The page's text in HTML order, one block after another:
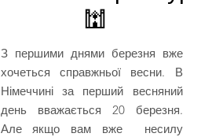
🕍
З першими днями березня вже
хочеться справжньої весни. В
Німеччині за перший весняний
день вважається 20 березня.
Але якщо вам вже несилу